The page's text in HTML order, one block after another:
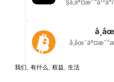
我们, 有什么, 权益, 生活